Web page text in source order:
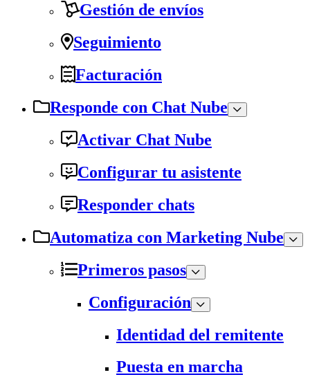
Gestión de envíos
Seguimiento
Facturación
Responde con Chat Nube
Activar Chat Nube
Configurar tu asistente
Responder chats
Automatiza con Marketing Nube
Primeros pasos
Configuración
Identidad del remitente
Puesta en marcha